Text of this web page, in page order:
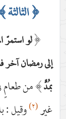
﴿الثالثة
﴿لو استمرّ
إلى رمضان آخر
بمُدٍّ﴾من طعامٍ
غير(٢) وقيل :